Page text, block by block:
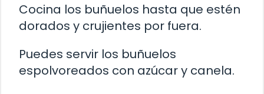
Cocina los buñuelos hasta que estén
dorados y crujientes por fuera.
Puedes servir los buñuelos
espolvoreados con azúcar y canela.